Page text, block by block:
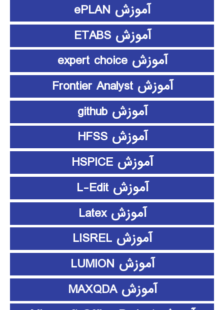
آموزش ePLAN
آموزش ETABS
آموزش expert choice
آموزش Frontier Analyst
آموزش github
آموزش HFSS
آموزش HSPICE
آموزش L-Edit
آموزش Latex
آموزش LISREL
آموزش LUMION
آموزش MAXQDA